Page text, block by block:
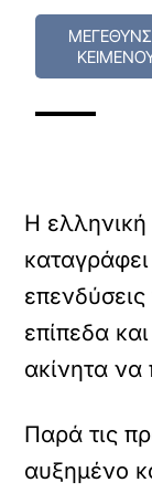
Η ελληνική
καταγράφει
επίπεδα
ακίνητα να
Παρά τις
αυξημένο